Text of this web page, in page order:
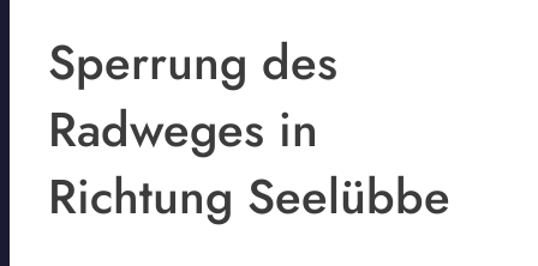
Sperrung des
Radweges in
Richtung Seelübbe